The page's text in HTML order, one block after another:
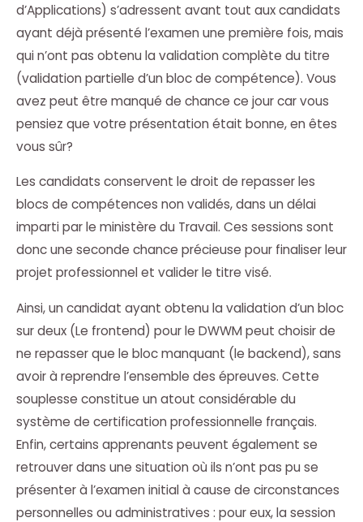
d’Applications) s’adressent avant tout aux candidats
ayant déjà présenté l’examen une première fois, mais
qui n’ont pas obtenu la validation complète du titre
(validation partielle d’un bloc de compétence). Vous
avez peut être manqué de chance ce jour car vous
pensiez que votre présentation était bonne, en êtes
vous sûr?
Les candidats conservent le droit de repasser les
blocs de compétences non validés, dans un délai
imparti par le ministère du Travail. Ces sessions sont
donc une seconde chance précieuse pour finaliser leur
projet professionnel et valider le titre visé.
Ainsi, un candidat ayant obtenu la validation d’un bloc
sur deux (Le frontend) pour le DWWM peut choisir de
ne repasser que le bloc manquant (le backend), sans
avoir à reprendre l’ensemble des épreuves. Cette
souplesse constitue un atout considérable du
système de certification professionnelle français.
Enfin, certains apprenants peuvent également se
retrouver dans une situation où ils n’ont pas pu se
présenter à l’examen initial à cause de circonstances
personnelles ou administratives : pour eux, la session